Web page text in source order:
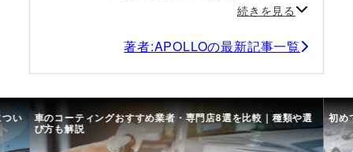
続きを見る
著者:APOLLOの最新記事一覧
い 車のコーティングおすすめ業者・専門店8選を比較｜種類や選
び方も解説
初め